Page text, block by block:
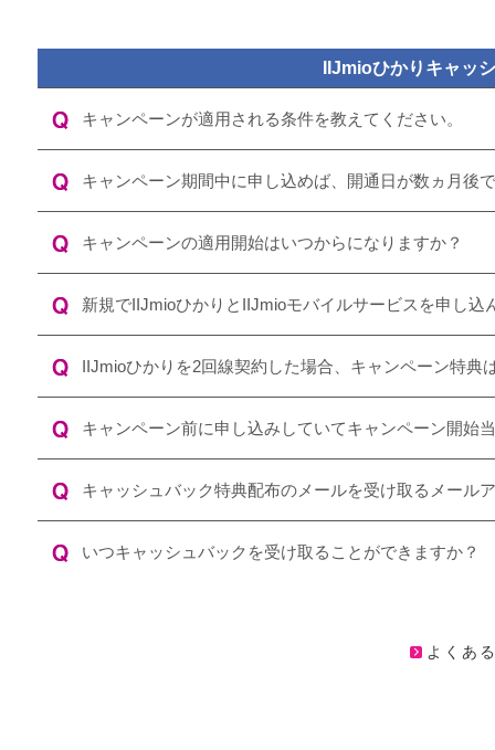
IIJmioひかりキャッ
キャンペーンが適用される条件を教えてください。
キャンペーン期間中に申し込めば、開通日が数ヵ月後
キャンペーンの適用開始はいつからになりますか？
新規でIIJmioひかりとIIJmioモバイルサービスを申し
IIJmioひかりを2回線契約した場合、キャンペーン特典
キャンペーン前に申し込みしていてキャンペーン開始
キャッシュバック特典配布のメールを受け取るメール
いつキャッシュバックを受け取ることができますか？
よくあ